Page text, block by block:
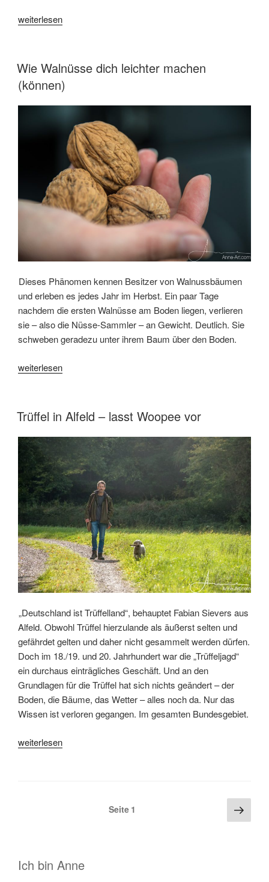
„Mähfreier
macht
mit!“
weiterlesen
VERÖFFENTLICHT
AM
Wie Walnüsse dich leichter machen
(können)
Dieses Phänomen kennen Besitzer von Walnussbäumen
und erleben es jedes Jahr im Herbst. Ein paar Tage
nachdem die ersten Walnüsse am Boden liegen, verlieren
sie – also die Nüsse-Sammler – an Gewicht. Deutlich. Sie
schweben geradezu unter ihrem Baum über den Boden.
„Wie
leichter
machen
(können)“
weiterlesen
VERÖFFENTLICHT
AM
Trüffel in Alfeld – lasst Woopee vor
„Deutschland ist Trüffelland“, behauptet Fabian Sievers aus
Alfeld. Obwohl Trüffel hierzulande als äußerst selten und
gefährdet gelten und daher nicht gesammelt werden dürfen.
Doch im 18./19. und 20. Jahrhundert war die „Trüffeljagd“
ein durchaus einträgliches Geschäft. Und an den
Grundlagen für die Trüffel hat sich nichts geändert – der
Boden, die Bäume, das Wetter – alles noch da. Nur das
Wissen ist verloren gegangen. Im gesamten Bundesgebiet.
„Trüffel
weiterlesen
Seitennummerierung
Seite 1
Seite
Ich bin Anne